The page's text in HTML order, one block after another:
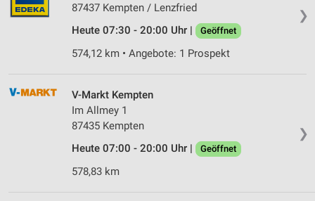
❯
87437 Kempten / Lenzfried
Heute 07:30 - 20:00 Uhr |
Geöffnet
574,12 km • Angebote: 1 Prospekt
❯
V-Markt Kempten
Im Allmey 1
87435 Kempten
Heute 07:00 - 20:00 Uhr |
Geöffnet
578,83 km
Erstellung von Profilen zur Personalisierung
von Inhalten
Verwendung von Profilen zur Auswahl
Messung der Werbeleistung
Messung der Performance von Inhalten
Analyse von Zielgruppen durch Statistiken oder
Kombinationen von Daten aus verschiedenen